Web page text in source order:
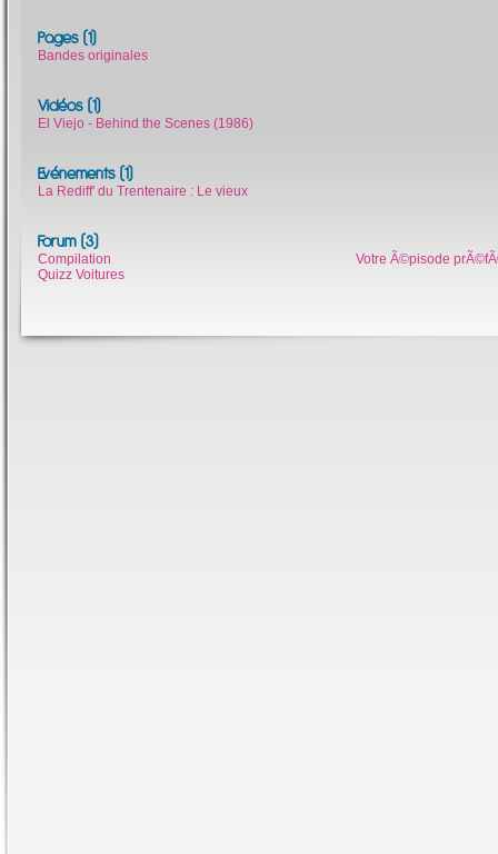
Pages (1)
Bandes originales
Vidéos (1)
El Viejo - Behind the Scenes (1986)
Evénements (1)
La Rediff' du Trentenaire : Le vieux
Forum (3)
Compilation
Quizz Voitures
Votre Ã©pisode